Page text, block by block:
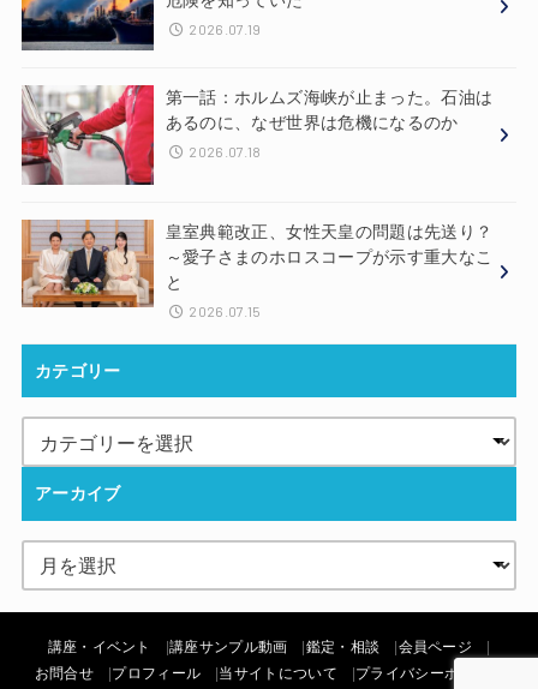
2026.07.19
第一話：ホルムズ海峡が止まった。石油は
あるのに、なぜ世界は危機になるのか
2026.07.18
皇室典範改正、女性天皇の問題は先送り？
～愛子さまのホロスコープが示す重大なこ
と
2026.07.15
カテゴリー
アーカイブ
講座・イベント 講座サンプル動画 鑑定・相談
会員ページ
お問合せ
プロフィール 当サイトについて プライバシーポリシー